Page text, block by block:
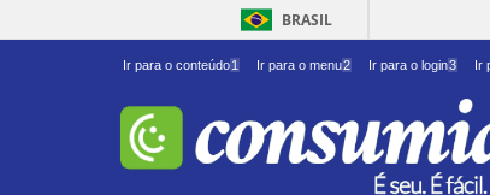
BRASIL
Ir para o conteúdo1 Ir para o menu2 Ir para o login3 Ir